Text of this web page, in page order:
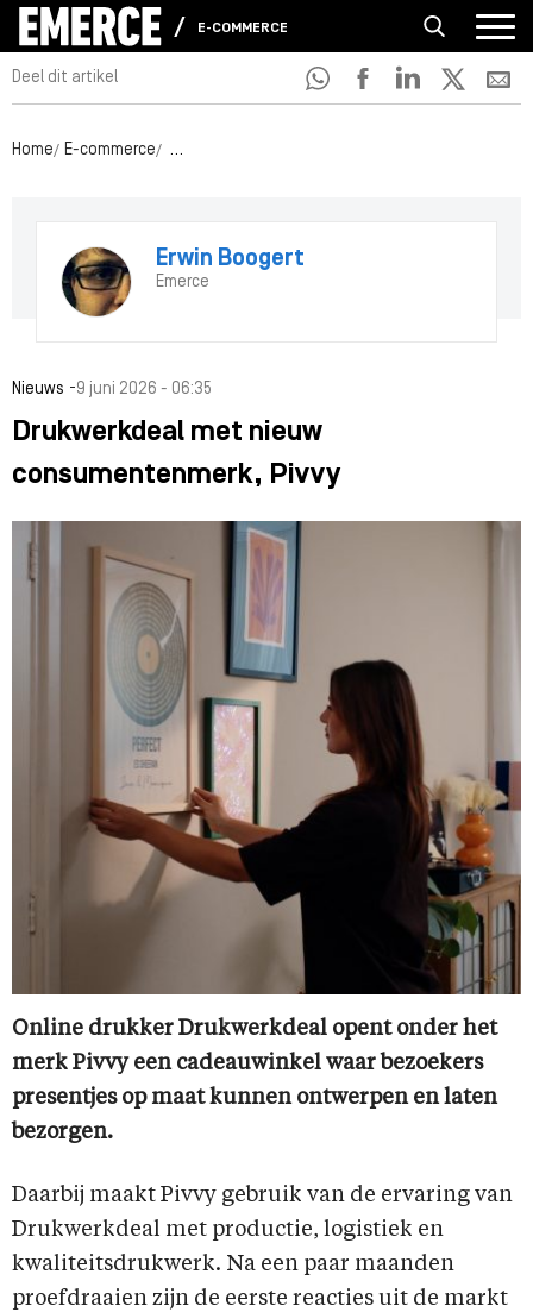
E-COMMERCE
Deel dit artikel
Home E-commerce Drukwerkdeal met nieuw consumentenmerk,
Erwin Boogert
Emerce
Nieuws -9 juni 2026 - 06:35
Drukwerkdeal met nieuw
consumentenmerk, Pivvy
Online drukker Drukwerkdeal opent onder het
merk Pivvy een cadeauwinkel waar bezoekers
presentjes op maat kunnen ontwerpen en laten
bezorgen.
Daarbij maakt Pivvy gebruik van de ervaring van
Drukwerkdeal met productie, logistiek en
kwaliteitsdrukwerk. Na een paar maanden
proefdraaien zijn de eerste reacties uit de markt